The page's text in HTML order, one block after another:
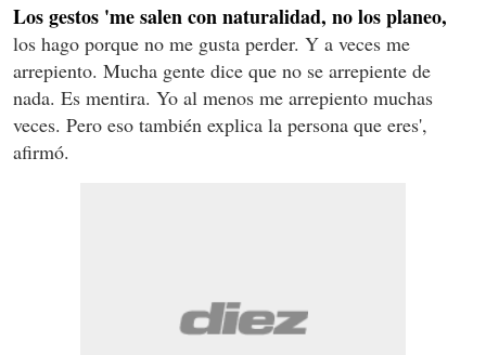
Los gestos 'me salen con naturalidad, no los planeo,
los hago porque no me gusta perder. Y a veces me
arrepiento. Mucha gente dice que no se arrepiente de
nada. Es mentira. Yo al menos me arrepiento muchas
veces. Pero eso también explica la persona que eres',
afirmó.